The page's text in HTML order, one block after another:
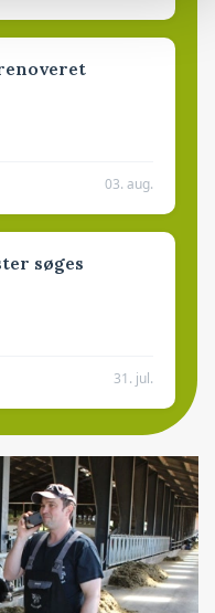
03. aug.
søges
31. jul.